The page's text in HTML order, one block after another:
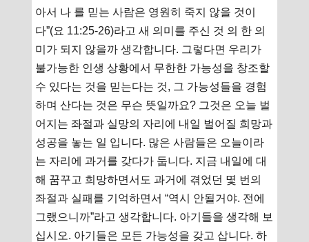
아서 나 를 믿는 사람은 영원히 죽지 않을 것이
다”(요 11:25-26)라고 새 의미를 주신 것 의 한 의
미가 되지 않을까 생각합니다. 그렇다면 우리가
불가능한 인생 상황에서 무한한 가능성을 창조할
수 있다는 것을 믿는다는 것, 그 가능성들을 경험
하며 산다는 것은 무슨 뜻일까요? 그것은 오늘 벌
어지는 좌절과 실망의 자리에 내일 벌어질 희망과
성공을 놓는 일 입니다. 많은 사람들은 오늘이라
는 자리에 과거를 갖다가 둡니다. 지금 내일에 대
해 꿈꾸고 희망하면서도 과거에 겪었던 몇 번의
좌절과 실패를 기억하면서 “역시 안될거야. 전에
그랬으니까”라고 생각합니다. 아기들을 생각해 보
십시오. 아기들은 모든 가능성을 갖고 삽니다. 하